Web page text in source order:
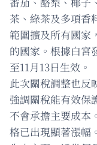
茶、綠茶及多項香
範圍擴及所有國家
的國家。根據白宮
至11月13日生效。
此次關稅調整也反
強調關稅能有效保
不會承擔主要成本
格已出現顯著漲幅。